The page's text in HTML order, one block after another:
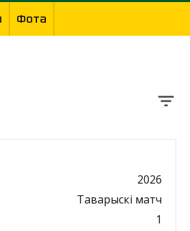
Фота
2026
Таварыскі матч
1